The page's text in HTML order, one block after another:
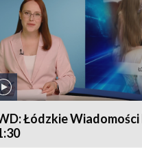
Łódzkie Wiadomości